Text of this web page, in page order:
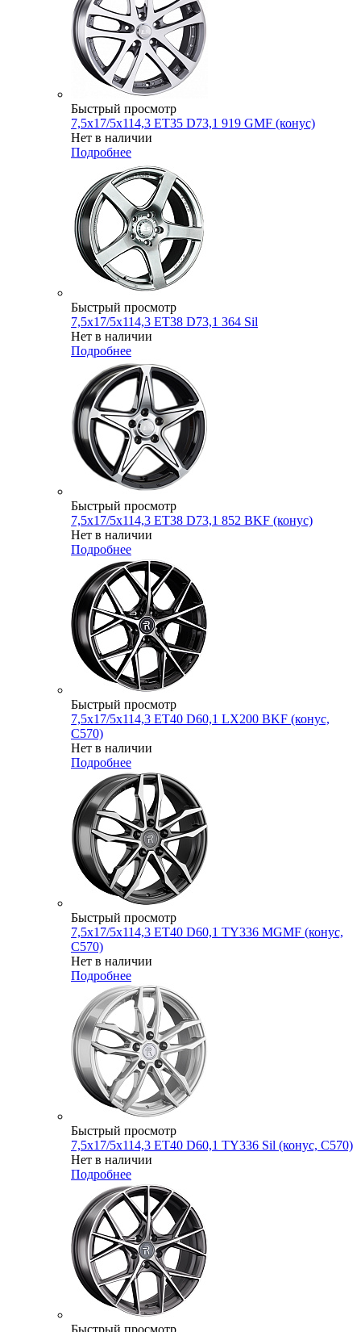
Быстрый просмотр
7,5x17/5x114,3 ET35 D73,1 919 GMF (конус)
Нет в наличии
Подробнее
Быстрый просмотр
7,5x17/5x114,3 ET38 D73,1 364 Sil
Нет в наличии
Подробнее
Быстрый просмотр
7,5x17/5x114,3 ET38 D73,1 852 BKF (конус)
Нет в наличии
Подробнее
Быстрый просмотр
7,5x17/5x114,3 ET40 D60,1 LX200 BKF (конус,
C570)
Нет в наличии
Подробнее
Быстрый просмотр
7,5x17/5x114,3 ET40 D60,1 TY336 MGMF (конус,
C570)
Нет в наличии
Подробнее
Быстрый просмотр
7,5x17/5x114,3 ET40 D60,1 TY336 Sil (конус, C570)
Нет в наличии
Подробнее